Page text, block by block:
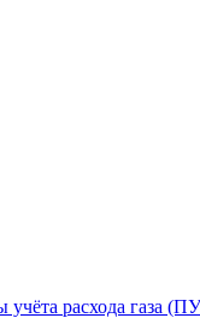
расхода газа